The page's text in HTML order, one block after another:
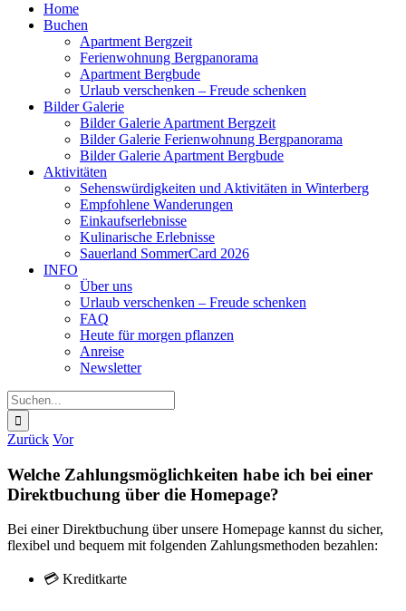
Home
Buchen
Apartment Bergzeit
Ferienwohnung Bergpanorama
Apartment Bergbude
Urlaub verschenken – Freude schenken
Bilder Galerie
Bilder Galerie Apartment Bergzeit
Bilder Galerie Ferienwohnung Bergpanorama
Bilder Galerie Apartment Bergbude
Aktivitäten
Sehenswürdigkeiten und Aktivitäten in Winterberg
Empfohlene Wanderungen
Einkaufserlebnisse
Kulinarische Erlebnisse
Sauerland SommerCard 2026
INFO
Über uns
Urlaub verschenken – Freude schenken
FAQ
Heute für morgen pflanzen
Anreise
Newsletter
Suche
nach:
Zurück Vor
Welche Zahlungsmöglichkeiten habe ich bei einer
Direktbuchung über die Homepage?
Bei einer Direktbuchung über unsere Homepage kannst du sicher,
flexibel und bequem mit folgenden Zahlungsmethoden bezahlen:
💳 Kreditkarte